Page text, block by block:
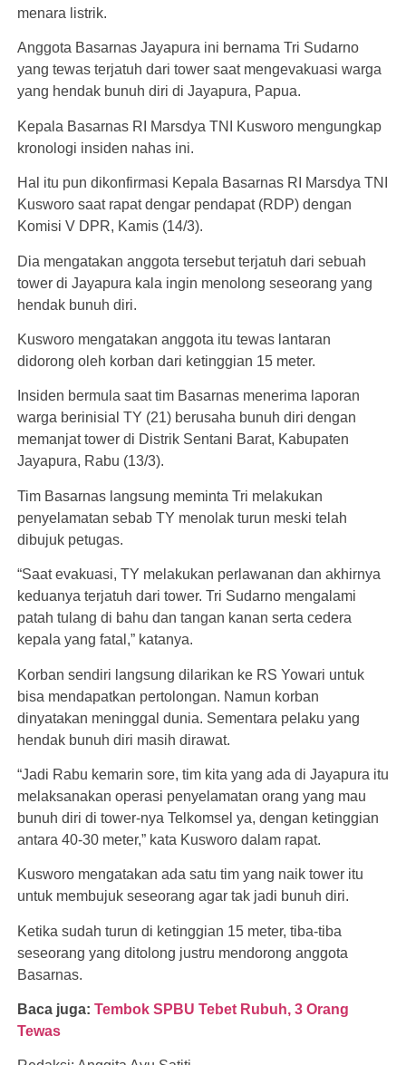
menara listrik.
Anggota Basarnas Jayapura ini bernama Tri Sudarno
yang tewas terjatuh dari tower saat mengevakuasi warga
yang hendak bunuh diri di Jayapura, Papua.
Kepala Basarnas RI Marsdya TNI Kusworo mengungkap
kronologi insiden nahas ini.
Hal itu pun dikonfirmasi Kepala Basarnas RI Marsdya TNI
Kusworo saat rapat dengar pendapat (RDP) dengan
Komisi V DPR, Kamis (14/3).
Dia mengatakan anggota tersebut terjatuh dari sebuah
tower di Jayapura kala ingin menolong seseorang yang
hendak bunuh diri.
Kusworo mengatakan anggota itu tewas lantaran
didorong oleh korban dari ketinggian 15 meter.
Insiden bermula saat tim Basarnas menerima laporan
warga berinisial TY (21) berusaha bunuh diri dengan
memanjat tower di Distrik Sentani Barat, Kabupaten
Jayapura, Rabu (13/3).
Tim Basarnas langsung meminta Tri melakukan
penyelamatan sebab TY menolak turun meski telah
dibujuk petugas.
“Saat evakuasi, TY melakukan perlawanan dan akhirnya
keduanya terjatuh dari tower. Tri Sudarno mengalami
patah tulang di bahu dan tangan kanan serta cedera
kepala yang fatal,” katanya.
Korban sendiri langsung dilarikan ke RS Yowari untuk
bisa mendapatkan pertolongan. Namun korban
dinyatakan meninggal dunia. Sementara pelaku yang
hendak bunuh diri masih dirawat.
“Jadi Rabu kemarin sore, tim kita yang ada di Jayapura itu
melaksanakan operasi penyelamatan orang yang mau
bunuh diri di tower-nya Telkomsel ya, dengan ketinggian
antara 40-30 meter,” kata Kusworo dalam rapat.
Kusworo mengatakan ada satu tim yang naik tower itu
untuk membujuk seseorang agar tak jadi bunuh diri.
Ketika sudah turun di ketinggian 15 meter, tiba-tiba
seseorang yang ditolong justru mendorong anggota
Basarnas.
Baca juga: Tembok SPBU Tebet Rubuh, 3 Orang
Tewas